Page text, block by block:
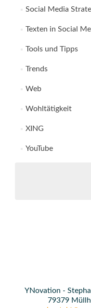
Social Media
Texten in Social
Tools und Tipps
Trends
Web
Wohltätigkeit
XING
YouTube
YNovation -
79379